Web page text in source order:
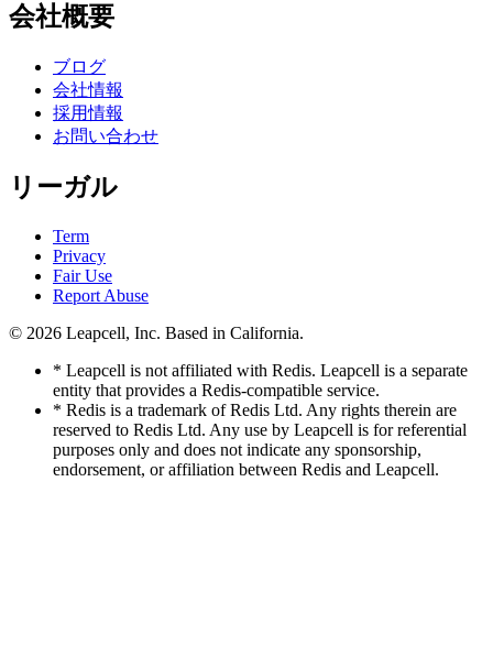
会社概要
ブログ
会社情報
採用情報
お問い合わせ
リーガル
Term
Privacy
Fair Use
Report Abuse
© 2026 Leapcell, Inc. Based in California.
* Leapcell is not affiliated with Redis. Leapcell is a separate
entity that provides a Redis-compatible service.
* Redis is a trademark of Redis Ltd. Any rights therein are
reserved to Redis Ltd. Any use by Leapcell is for referential
purposes only and does not indicate any sponsorship,
endorsement, or affiliation between Redis and Leapcell.